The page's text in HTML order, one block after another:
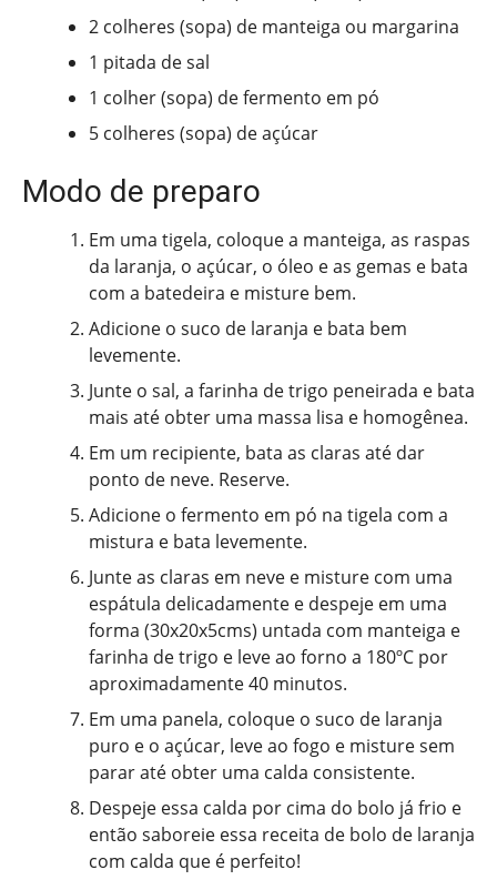
2 colheres (sopa) de manteiga ou margarina
1 pitada de sal
1 colher (sopa) de fermento em pó
5 colheres (sopa) de açúcar
Modo de preparo
Em uma tigela, coloque a manteiga, as raspas
da laranja, o açúcar, o óleo e as gemas e bata
com a batedeira e misture bem.
Adicione o suco de laranja e bata bem
levemente.
Junte o sal, a farinha de trigo peneirada e bata
mais até obter uma massa lisa e homogênea.
Em um recipiente, bata as claras até dar
ponto de neve. Reserve.
Adicione o fermento em pó na tigela com a
mistura e bata levemente.
Junte as claras em neve e misture com uma
espátula delicadamente e despeje em uma
forma (30x20x5cms) untada com manteiga e
farinha de trigo e leve ao forno a 180ºC por
aproximadamente 40 minutos.
Em uma panela, coloque o suco de laranja
puro e o açúcar, leve ao fogo e misture sem
parar até obter uma calda consistente.
Despeje essa calda por cima do bolo já frio e
então saboreie essa receita de bolo de laranja
com calda que é perfeito!